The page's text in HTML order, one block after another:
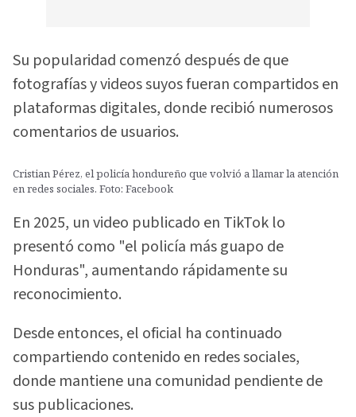
Su popularidad comenzó después de que
fotografías y videos suyos fueran compartidos en
plataformas digitales, donde recibió numerosos
comentarios de usuarios.
Cristian Pérez, el policía hondureño que volvió a llamar la atención
en redes sociales. Foto: Facebook
En 2025, un video publicado en TikTok lo
presentó como "el policía más guapo de
Honduras", aumentando rápidamente su
reconocimiento.
Desde entonces, el oficial ha continuado
compartiendo contenido en redes sociales,
donde mantiene una comunidad pendiente de
sus publicaciones.